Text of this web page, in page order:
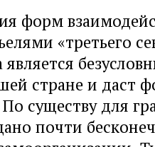
форм
«третьего
стране и даст
существу для
почти